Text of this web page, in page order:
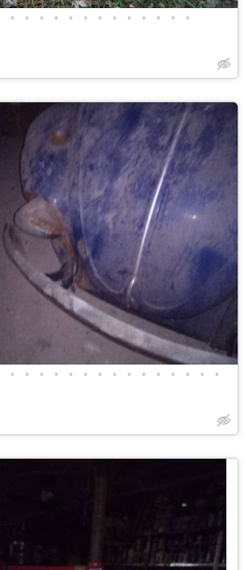
• • • • • • • • • • • • •
• • • • • • • • • • • • • • •